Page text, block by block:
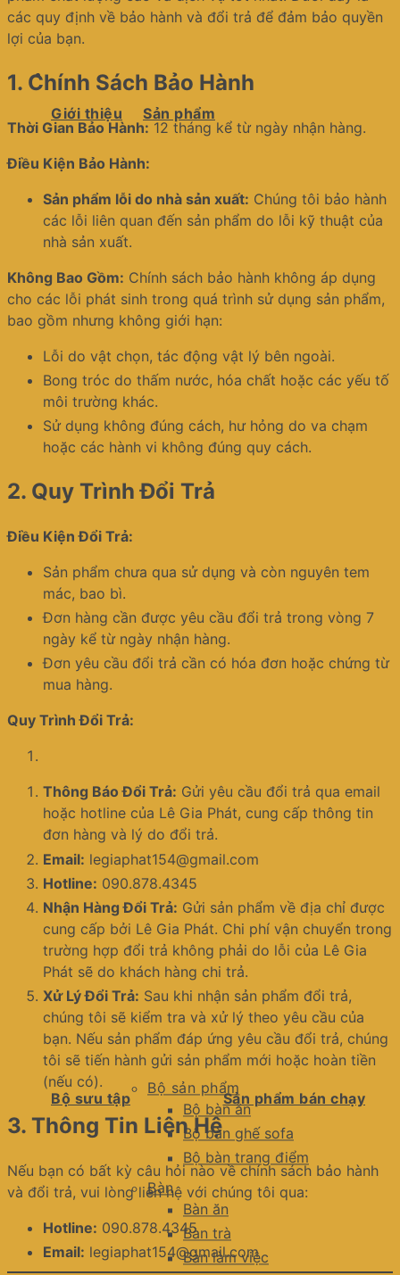
Giới thiệu Sản phẩm
Bộ sản phẩm
Bộ bàn ăn
Bộ bàn ghế sofa
Bộ bàn trang điểm
Bàn
Bàn ăn
Bàn trà
Bàn làm việc
Bộ sưu tập Sản phẩm bán chạy
các quy định về bảo hành và đổi trả để đảm bảo quyền
lợi của bạn.
1. Chính Sách Bảo Hành
Thời Gian Bảo Hành: 12 tháng kể từ ngày nhận hàng.
Điều Kiện Bảo Hành:
Sản phẩm lỗi do nhà sản xuất: Chúng tôi bảo hành
các lỗi liên quan đến sản phẩm do lỗi kỹ thuật của
nhà sản xuất.
Không Bao Gồm: Chính sách bảo hành không áp dụng
cho các lỗi phát sinh trong quá trình sử dụng sản phẩm,
bao gồm nhưng không giới hạn:
Lỗi do vật chọn, tác động vật lý bên ngoài.
Bong tróc do thấm nước, hóa chất hoặc các yếu tố
môi trường khác.
Sử dụng không đúng cách, hư hỏng do va chạm
hoặc các hành vi không đúng quy cách.
2. Quy Trình Đổi Trả
Điều Kiện Đổi Trả:
Sản phẩm chưa qua sử dụng và còn nguyên tem
mác, bao bì.
Đơn hàng cần được yêu cầu đổi trả trong vòng 7
ngày kể từ ngày nhận hàng.
Đơn yêu cầu đổi trả cần có hóa đơn hoặc chứng từ
mua hàng.
Quy Trình Đổi Trả:
Thông Báo Đổi Trả: Gửi yêu cầu đổi trả qua email
hoặc hotline của Lê Gia Phát, cung cấp thông tin
đơn hàng và lý do đổi trả.
Email: legiaphat154@gmail.com
Hotline: 090.878.4345
Nhận Hàng Đổi Trả: Gửi sản phẩm về địa chỉ được
cung cấp bởi Lê Gia Phát. Chi phí vận chuyển trong
trường hợp đổi trả không phải do lỗi của Lê Gia
Phát sẽ do khách hàng chi trả.
Xử Lý Đổi Trả: Sau khi nhận sản phẩm đổi trả,
chúng tôi sẽ kiểm tra và xử lý theo yêu cầu của
bạn. Nếu sản phẩm đáp ứng yêu cầu đổi trả, chúng
tôi sẽ tiến hành gửi sản phẩm mới hoặc hoàn tiền
(nếu có).
3. Thông Tin Liên Hệ
Nếu bạn có bất kỳ câu hỏi nào về chính sách bảo hành
và đổi trả, vui lòng liên hệ với chúng tôi qua:
Hotline: 090.878.4345
Email: legiaphat154@gmail.com